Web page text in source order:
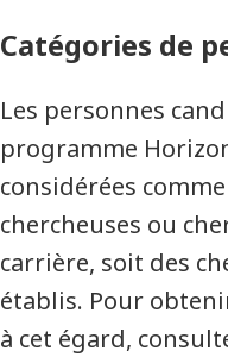
Catégories de
Les personnes
programme
considérées
chercheuses ou
carrière, soit des
établis. Pour
à cet égard,